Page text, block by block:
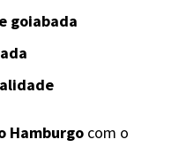
goiabada
Hamburgo com o